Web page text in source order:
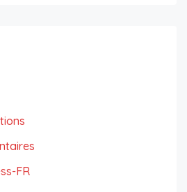
FR